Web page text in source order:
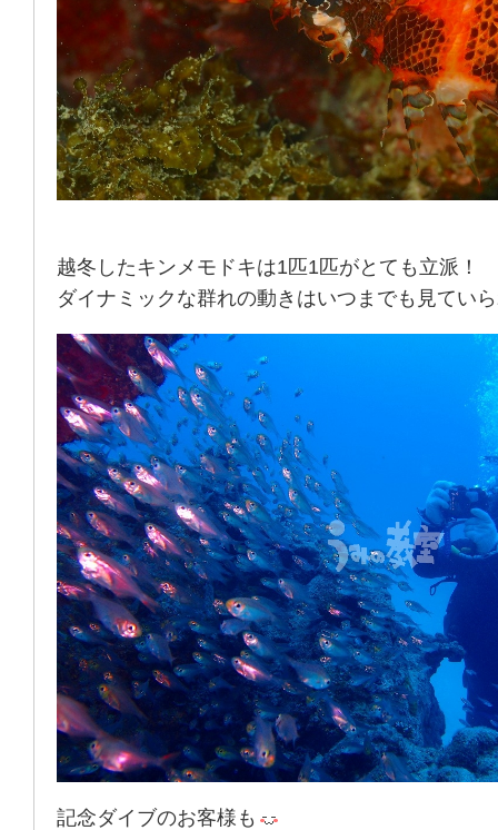
越冬したキンメモドキは1匹1匹がとても立派！
ダイナミックな群れの動きはいつまでも見てい
記念ダイブのお客様も